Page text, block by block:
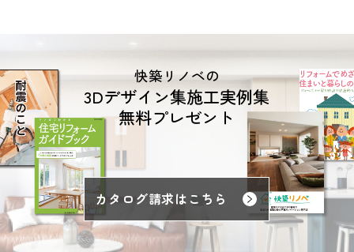
快築リノベの
3Dデザイン集施工実例集
無料プレゼント
カタログ請求はこちら